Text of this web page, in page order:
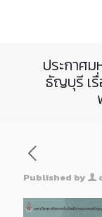
ประกาศม
ธัญบุรี เ
Published by